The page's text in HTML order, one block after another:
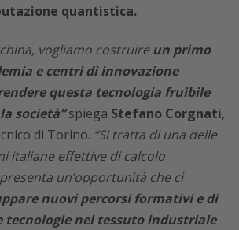
quantistica.
vogliamo costruire un primo
e centri di innovazione
questa tecnologia fruibile
società”spiega Stefano Corgnati,
di Torino. “Si tratta di una delle
italiane effettive di calcolo
un’opportunità che ci
nuovi percorsi formativi e di
tecnologie nel tessuto industriale